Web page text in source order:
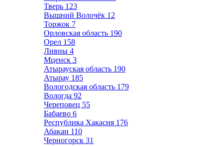
Тверь 123
Вышний Волочёк 12
Торжок 7
Орловская область 190
Орел 158
Ливны 4
Мценск 3
Атырауская область 190
Атырау 185
Вологодская область 179
Вологда 92
Череповец 55
Бабаево 6
Республика Хакасия 176
Абакан 110
Черногорск 31